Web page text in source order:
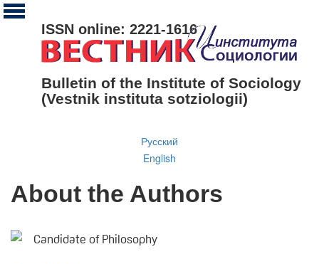
ISSN online: 2221-1616
Bulletin of the Institute of Sociology
(Vestnik instituta sotziologii)
Русский
English
About the Authors
Candidate of Philosophy